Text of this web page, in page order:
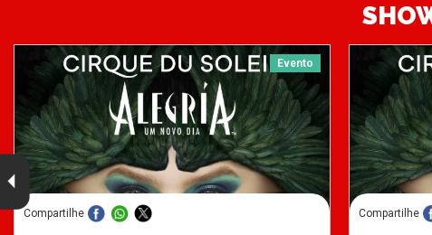
Evento
Compartilhe Compartilhe